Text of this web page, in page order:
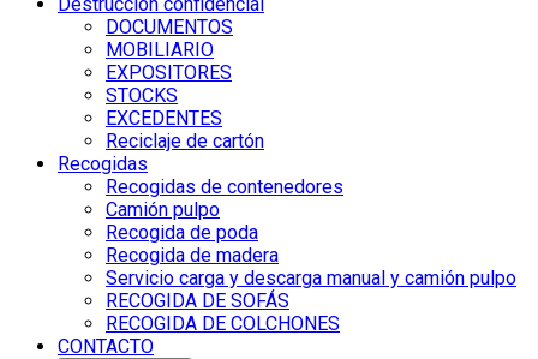
DOCUMENTOS
MOBILIARIO
EXPOSITORES
STOCKS
EXCEDENTES
Reciclaje de cartón
Recogidas
Recogidas de contenedores
Camión pulpo
Recogida de poda
Recogida de madera
Servicio carga y descarga manual y camión pulpo
RECOGIDA DE SOFÁS
RECOGIDA DE COLCHONES
CONTACTO